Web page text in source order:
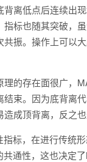
低点后连续出
标也随其突破，
振。操作上可以
存在面很广，
束。因为底背离
成顶背离，反之也
，在进行传统
共通性，这也决定